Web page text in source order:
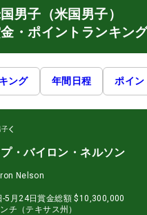
男子 （米国男子）
・ポイントランキン
ング 年間日程 ポイン
子
・バイロン・ネルソン
Nelson
-5月24日賞金総額 $10,300,000
チ（テキサス州）